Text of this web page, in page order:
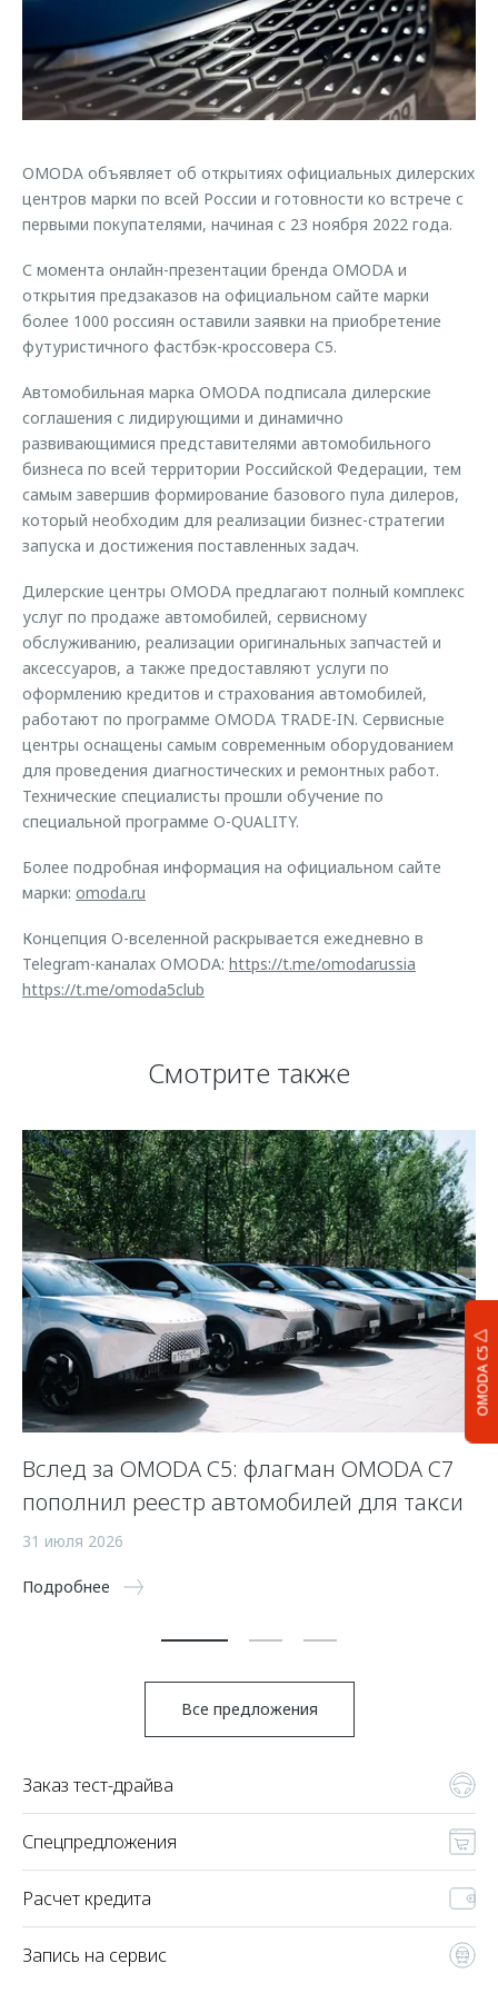
Кредитный калькулятор
Аксессуары
Оригинальные аксессуары
Запчасти
Калькулятор трейд-ин
Клиентская поддержка
O&J Автоклуб
Клуб владельцев OMODA
Аксессуары
Одежда и сувениры
Запчасти
Обратная связь
OMODA C5
OMODA объявляет об открытиях официальных дилерских
центров марки по всей России и готовности ко встрече с
первыми покупателями, начиная с 23 ноября 2022 года.
С момента онлайн-презентации бренда OMODA и
открытия предзаказов на официальном сайте марки
более 1000 россиян оставили заявки на приобретение
футуристичного фастбэк-кроссовера C5.
Автомобильная марка OMODA подписала дилерские
соглашения с лидирующими и динамично
развивающимися представителями автомобильного
бизнеса по всей территории Российской Федерации, тем
самым завершив формирование базового пула дилеров,
который необходим для реализации бизнес-стратегии
запуска и достижения поставленных задач.
Дилерские центры OMODA предлагают полный комплекс
услуг по продаже автомобилей, сервисному
обслуживанию, реализации оригинальных запчастей и
аксессуаров, а также предоставляют услуги по
оформлению кредитов и страхования автомобилей,
работают по программе OMODA TRADE-IN. Сервисные
центры оснащены самым современным оборудованием
для проведения диагностических и ремонтных работ.
Технические специалисты прошли обучение по
специальной программе O-QUALITY.
Более подробная информация на официальном сайте
марки: omoda.ru
Концепция O-вселенной раскрывается ежедневно в
Telegram-каналах OMODA: https://t.me/omodarussia
https://t.me/omoda5club
Смотрите также
Вслед за OMODA C5: флагман OMODA C7
пополнил реестр автомобилей для такси
31 июля 2026
Подробнее
Все предложения
Заказ тест-драйва
Спецпредложения
Расчет кредита
Запись на сервис